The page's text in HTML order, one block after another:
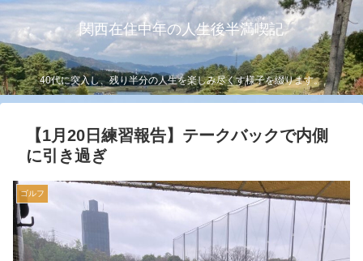
関西在住中年の人生後半満喫記
40代に突入し、残り半分の人生を楽しみ尽くす様子を綴ります。
【1月20日練習報告】テークバックで内側
に引き過ぎ
ゴルフ